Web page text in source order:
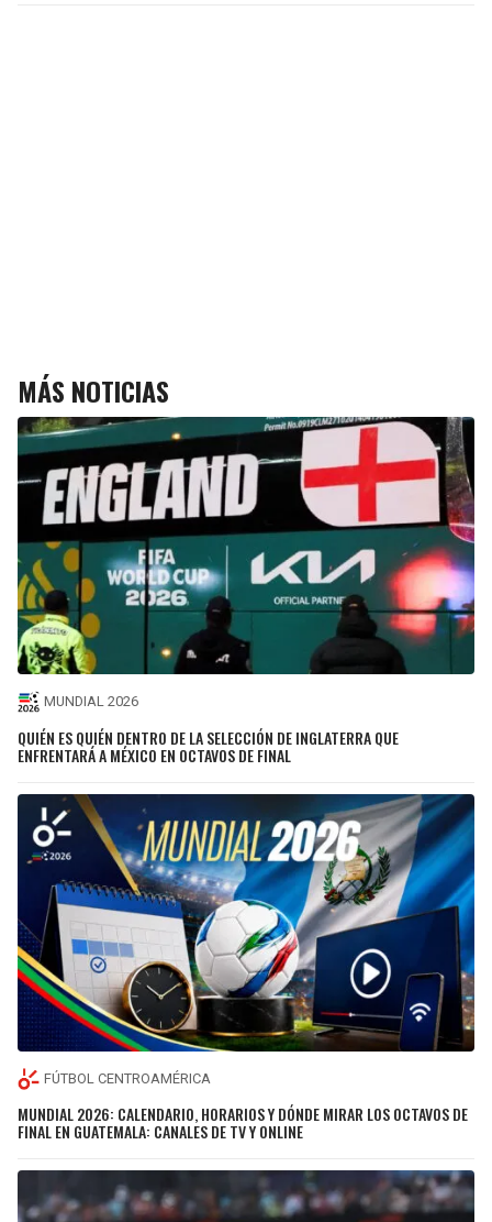
MÁS NOTICIAS
MUNDIAL 2026
QUIÉN ES QUIÉN DENTRO DE LA SELECCIÓN DE INGLATERRA QUE
ENFRENTARÁ A MÉXICO EN OCTAVOS DE FINAL
FÚTBOL CENTROAMÉRICA
MUNDIAL 2026: CALENDARIO, HORARIOS Y DÓNDE MIRAR LOS OCTAVOS DE
FINAL EN GUATEMALA: CANALES DE TV Y ONLINE